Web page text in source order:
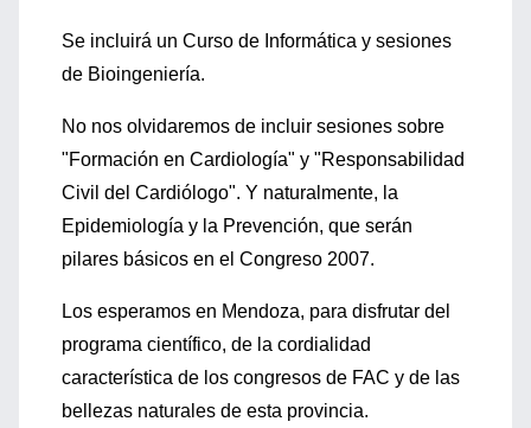
Se incluirá un Curso de Informática y sesiones
de Bioingeniería.
No nos olvidaremos de incluir sesiones sobre
"Formación en Cardiología" y "Responsabilidad
Civil del Cardiólogo". Y naturalmente, la
Epidemiología y la Prevención, que serán
pilares básicos en el Congreso 2007.
Los esperamos en Mendoza, para disfrutar del
programa científico, de la cordialidad
característica de los congresos de FAC y de las
bellezas naturales de esta provincia.